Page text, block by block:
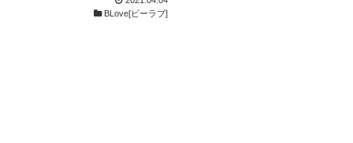
BLove[ビーラブ]